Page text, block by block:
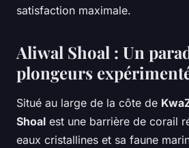
satisfaction maximale.
Aliwal Shoal : Un
plongeurs
Situé au large de la côte de
Shoal est une barrière de corail
eaux cristallines et sa faune